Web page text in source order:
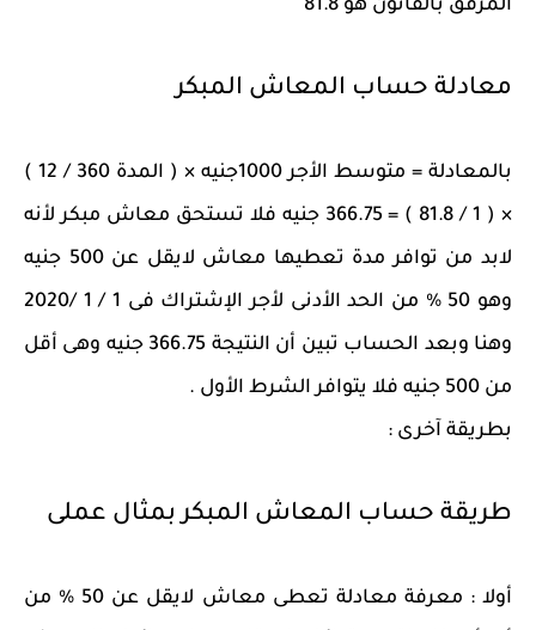
المرفق بالقانون هو 81.8
معادلة حساب المعاش المبكر
بالمعادلة = متوسط الأجر 1000جنيه × ( المدة 360 / 12 )
× ( 1 / 81.8 ) = 366.75 جنيه فلا تستحق معاش مبكر لأنه
لابد من توافر مدة تعطيها معاش لايقل عن 500 جنيه
وهو 50 % من الحد الأدنى لأجر الإشتراك فى 1 / 1 /2020
وهنا وبعد الحساب تبين أن النتيجة 366.75 جنيه وهى أقل
من 500 جنيه فلا يتوافر الشرط الأول .
بطريقة آخرى :
طريقة حساب المعاش المبكر بمثال عملى
أولا : معرفة معادلة تعطى معاش لايقل عن 50 % من